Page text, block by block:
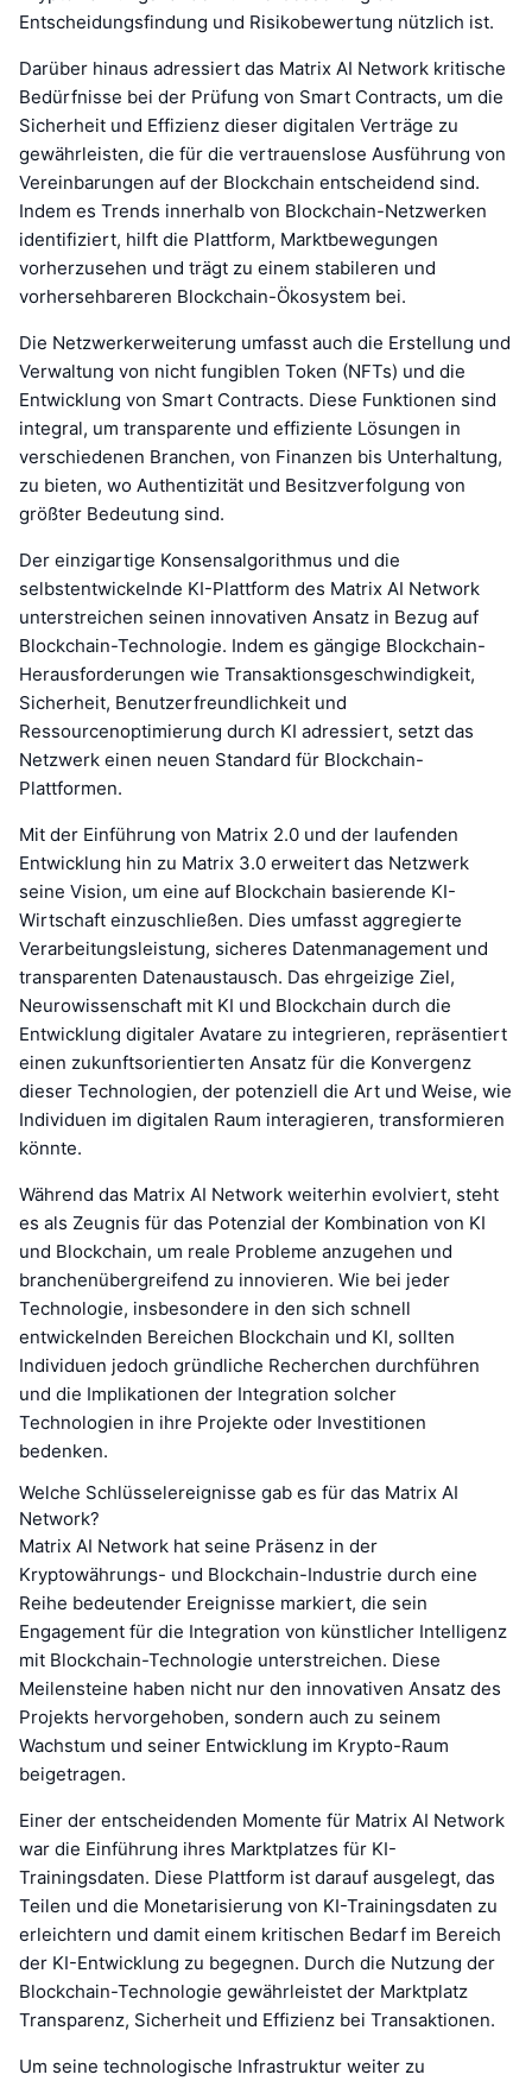
Entscheidungsfindung und Risikobewertung nützlich ist.
Darüber hinaus adressiert das Matrix AI Network kritische
Bedürfnisse bei der Prüfung von Smart Contracts, um die
Sicherheit und Effizienz dieser digitalen Verträge zu
gewährleisten, die für die vertrauenslose Ausführung von
Vereinbarungen auf der Blockchain entscheidend sind.
Indem es Trends innerhalb von Blockchain-Netzwerken
identifiziert, hilft die Plattform, Marktbewegungen
vorherzusehen und trägt zu einem stabileren und
vorhersehbareren Blockchain-Ökosystem bei.
Die Netzwerkerweiterung umfasst auch die Erstellung und
Verwaltung von nicht fungiblen Token (NFTs) und die
Entwicklung von Smart Contracts. Diese Funktionen sind
integral, um transparente und effiziente Lösungen in
verschiedenen Branchen, von Finanzen bis Unterhaltung,
zu bieten, wo Authentizität und Besitzverfolgung von
größter Bedeutung sind.
Der einzigartige Konsensalgorithmus und die
selbstentwickelnde KI-Plattform des Matrix AI Network
unterstreichen seinen innovativen Ansatz in Bezug auf
Blockchain-Technologie. Indem es gängige Blockchain-
Herausforderungen wie Transaktionsgeschwindigkeit,
Sicherheit, Benutzerfreundlichkeit und
Ressourcenoptimierung durch KI adressiert, setzt das
Netzwerk einen neuen Standard für Blockchain-
Plattformen.
Mit der Einführung von Matrix 2.0 und der laufenden
Entwicklung hin zu Matrix 3.0 erweitert das Netzwerk
seine Vision, um eine auf Blockchain basierende KI-
Wirtschaft einzuschließen. Dies umfasst aggregierte
Verarbeitungsleistung, sicheres Datenmanagement und
transparenten Datenaustausch. Das ehrgeizige Ziel,
Neurowissenschaft mit KI und Blockchain durch die
Entwicklung digitaler Avatare zu integrieren, repräsentiert
einen zukunftsorientierten Ansatz für die Konvergenz
dieser Technologien, der potenziell die Art und Weise, wie
Individuen im digitalen Raum interagieren, transformieren
könnte.
Während das Matrix AI Network weiterhin evolviert, steht
es als Zeugnis für das Potenzial der Kombination von KI
und Blockchain, um reale Probleme anzugehen und
branchenübergreifend zu innovieren. Wie bei jeder
Technologie, insbesondere in den sich schnell
entwickelnden Bereichen Blockchain und KI, sollten
Individuen jedoch gründliche Recherchen durchführen
und die Implikationen der Integration solcher
Technologien in ihre Projekte oder Investitionen
bedenken.
Welche Schlüsselereignisse gab es für das Matrix AI
Network?
Matrix AI Network hat seine Präsenz in der
Kryptowährungs- und Blockchain-Industrie durch eine
Reihe bedeutender Ereignisse markiert, die sein
Engagement für die Integration von künstlicher Intelligenz
mit Blockchain-Technologie unterstreichen. Diese
Meilensteine haben nicht nur den innovativen Ansatz des
Projekts hervorgehoben, sondern auch zu seinem
Wachstum und seiner Entwicklung im Krypto-Raum
beigetragen.
Einer der entscheidenden Momente für Matrix AI Network
war die Einführung ihres Marktplatzes für KI-
Trainingsdaten. Diese Plattform ist darauf ausgelegt, das
Teilen und die Monetarisierung von KI-Trainingsdaten zu
erleichtern und damit einem kritischen Bedarf im Bereich
der KI-Entwicklung zu begegnen. Durch die Nutzung der
Blockchain-Technologie gewährleistet der Marktplatz
Transparenz, Sicherheit und Effizienz bei Transaktionen.
Um seine technologische Infrastruktur weiter zu